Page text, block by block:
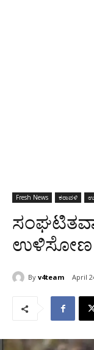
Fresh News ಕರಾವಳಿ
ಉಳಿಸೋಣ
By v4team April